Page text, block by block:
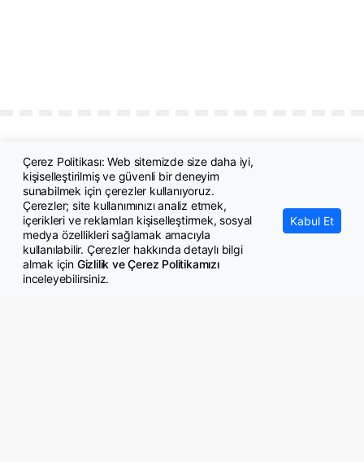
© Copyright 2026 GazeteMemur.com
Bizi Takip Edin
Çerez Politikası: Web sitemizde size daha iyi,
kişiselleştirilmiş ve güvenli bir deneyim
sunabilmek için çerezler kullanıyoruz.
Çerezler; site kullanımınızı analiz etmek,
içerikleri ve reklamları kişiselleştirmek, sosyal
medya özellikleri sağlamak amacıyla
kullanılabilir. Çerezler hakkında detaylı bilgi
almak için Gizlilik ve Çerez Politikamızı
inceleyebilirsiniz.
Kabul Et